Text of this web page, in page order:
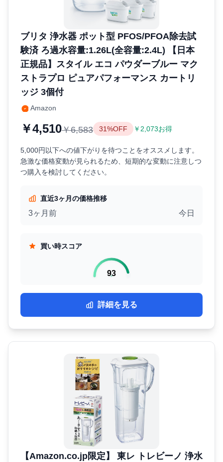
ブリタ 浄水器 ポット型 PFOS/PFOA除去試
験済 ろ過水容量:1.26L(全容量:2.4L) 【日本
正規品】スタイル エコ パウダーブルー マク
ストラプロ ピュアパフォーマンス カートリ
ッジ 3個付
Amazon
￥4,510￥6,583 31%OFF ￥2,073お得
5,000円以下への値下がりを待つことをオススメします。
急激な価格変動が見られるため、短期的な変動に注意しつ
つ購入を検討してください。
直近3ヶ月の価格推移
3ヶ月前 今日
買い時スコア
93
詳細を見る
【Amazon.co.jp限定】 東レ トレビーノ 浄水